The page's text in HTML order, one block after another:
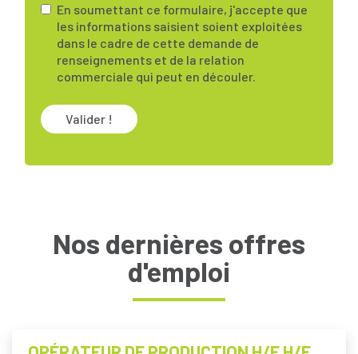
En soumettant ce formulaire, j'accepte que
les informations saisient soient exploitées
dans le cadre de cette demande de
renseignements et de la relation
commerciale qui peut en découler.
Valider !
Nos dernières offres
d'emploi